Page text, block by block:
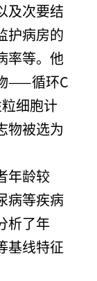
及次要结
护病房的
率等。他
——循环C
细胞计
物被选为
年龄较
病等疾病
析了年
基线特征